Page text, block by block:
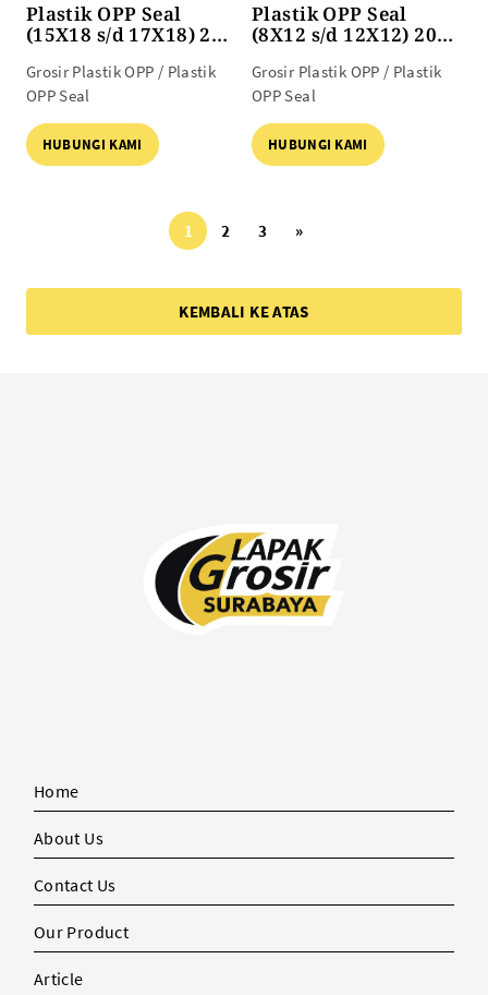
Plastik OPP Seal
(15X18 s/d 17X18) 20
Grosir Plastik OPP / Plastik
OPP Seal
HUBUNGI KAMI
Plastik OPP Seal
(8X12 s/d 12X12) 20
Grosir Plastik OPP / Plastik
OPP Seal
HUBUNGI KAMI
1 2 3 »
KEMBALI KE ATAS
Home
About Us
Contact Us
Our Product
Article